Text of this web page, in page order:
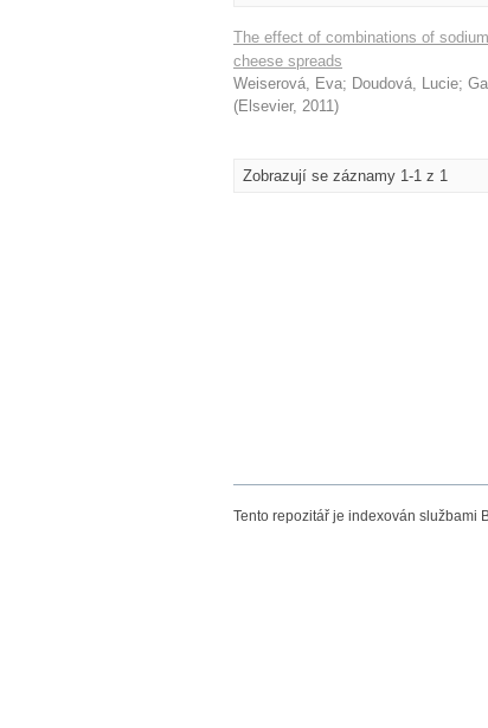
The effect of combinations of
cheese spreads
Weiserová, Eva; Doudová, Lucie;
(Elsevier, 2011)
Zobrazují se záznamy 1-1 z 1
Tento repozitář je indexován službami